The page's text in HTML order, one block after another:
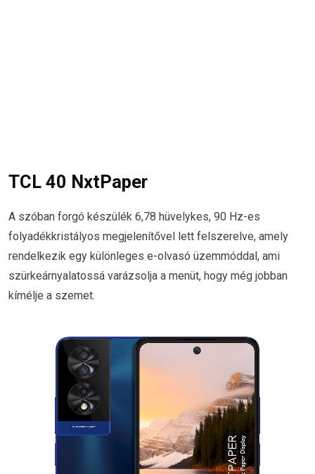
TCL 40 NxtPaper
A szóban forgó készülék 6,78 hüvelykes, 90 Hz-es
folyadékkristályos megjelenítővel lett felszerelve, amely
rendelkezik egy különleges e-olvasó üzemmóddal, ami
szürkeárnyalatossá varázsolja a menüt, hogy még jobban
kímélje a szemet.